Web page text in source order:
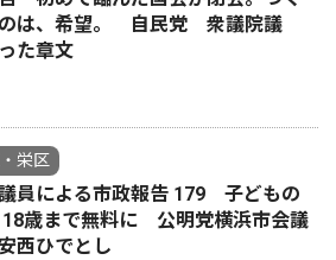
のは、希望。 自民党 衆議院議
た章文
栄区
員による市政報告 179 子どもの
18歳まで無料に 公明党横浜市会議
西ひでとし